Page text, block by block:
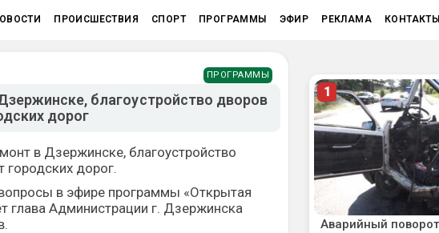
ПРОИСШЕСТВИЯ СПОРТ ПРОГРАММЫ ЭФИР РЕКЛАМА КОНТАКТЫ
ПРОГРАММЫ
благоустройство дворов
дорог
в Дзержинске, благоустройство
городских дорог.
в эфире программы «Открытая
глава Администрации г. Дзержинска